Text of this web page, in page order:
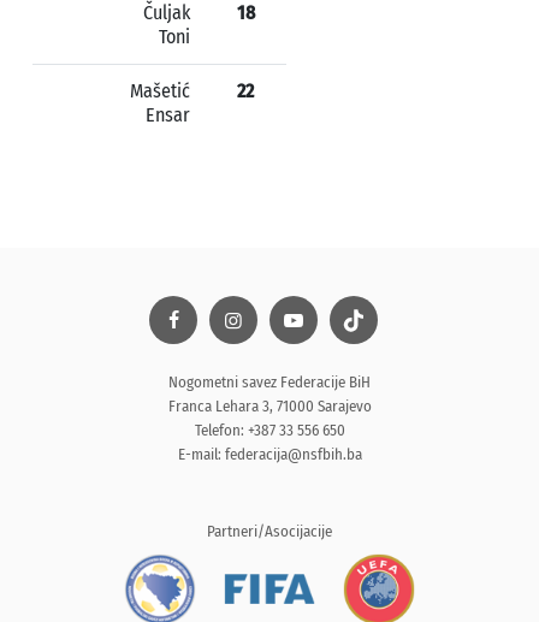
Čuljak
Toni
18
Mašetić
Ensar
22
Nogometni savez Federacije BiH
Franca Lehara 3, 71000 Sarajevo
Telefon: +387 33 556 650
E-mail: federacija@nsfbih.ba
Partneri/Asocijacije